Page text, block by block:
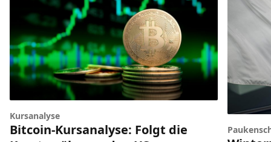
Kursanalyse
Bitcoin-Kursanalyse: Folgt die